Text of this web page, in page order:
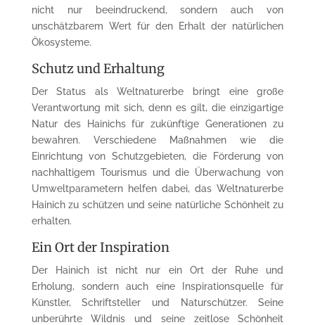
nicht nur beeindruckend, sondern auch von
unschätzbarem Wert für den Erhalt der natürlichen
Ökosysteme.
Schutz und Erhaltung
Der Status als Weltnaturerbe bringt eine große
Verantwortung mit sich, denn es gilt, die einzigartige
Natur des Hainichs für zukünftige Generationen zu
bewahren. Verschiedene Maßnahmen wie die
Einrichtung von Schutzgebieten, die Förderung von
nachhaltigem Tourismus und die Überwachung von
Umweltparametern helfen dabei, das Weltnaturerbe
Hainich zu schützen und seine natürliche Schönheit zu
erhalten.
Ein Ort der Inspiration
Der Hainich ist nicht nur ein Ort der Ruhe und
Erholung, sondern auch eine Inspirationsquelle für
Künstler, Schriftsteller und Naturschützer. Seine
unberührte Wildnis und seine zeitlose Schönheit